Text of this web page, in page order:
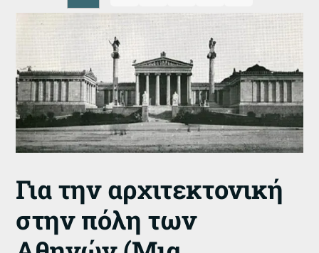
Για την αρχιτεκτονική
στην πόλη των